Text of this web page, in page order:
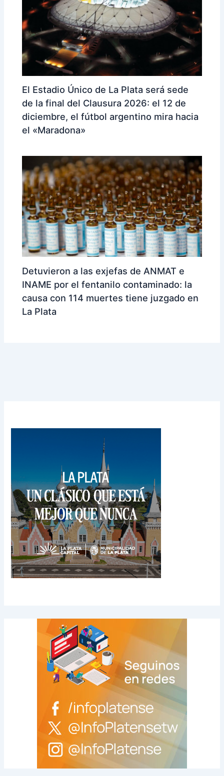
El Estadio Único de La Plata será sede
de la final del Clausura 2026: el 12 de
diciembre, el fútbol argentino mira hacia
el «Maradona»
Detuvieron a las exjefas de ANMAT e
INAME por el fentanilo contaminado: la
causa con 114 muertes tiene juzgado en
La Plata